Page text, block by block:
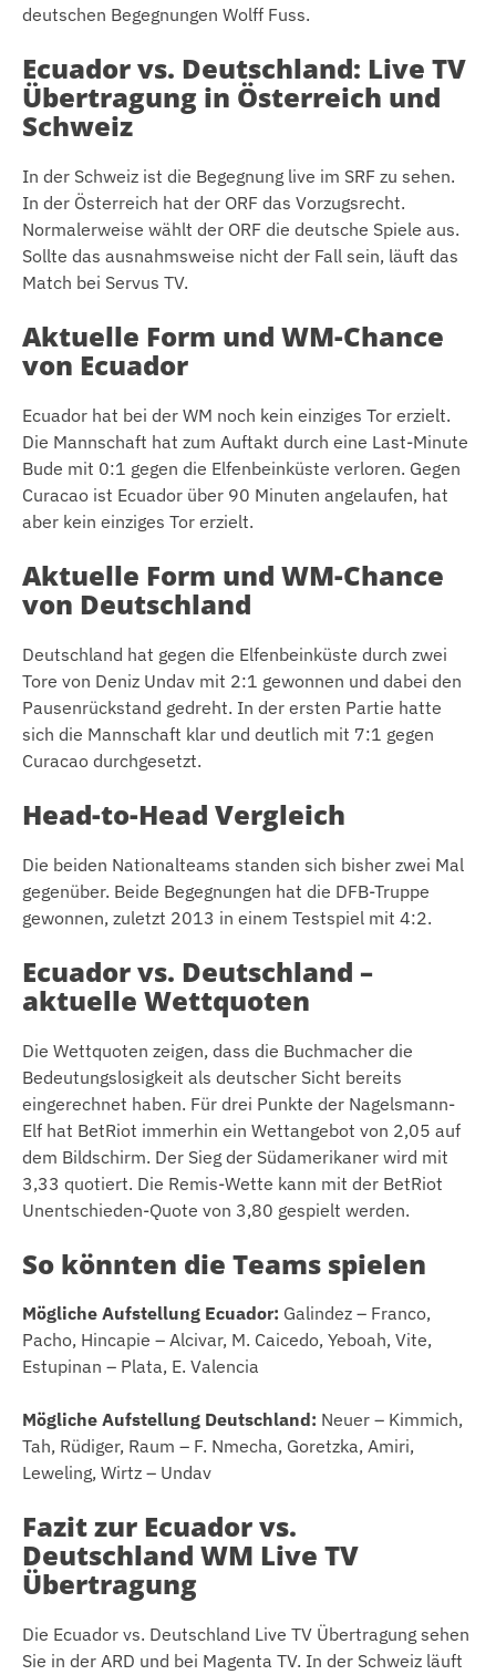
deutschen Begegnungen Wolff Fuss.
Ecuador vs. Deutschland: Live TV
Übertragung in Österreich und
Schweiz
In der Schweiz ist die Begegnung live im SRF zu sehen.
In der Österreich hat der ORF das Vorzugsrecht.
Normalerweise wählt der ORF die deutsche Spiele aus.
Sollte das ausnahmsweise nicht der Fall sein, läuft das
Match bei Servus TV.
Aktuelle Form und WM-Chance
von Ecuador
Ecuador hat bei der WM noch kein einziges Tor erzielt.
Die Mannschaft hat zum Auftakt durch eine Last-Minute
Bude mit 0:1 gegen die Elfenbeinküste verloren. Gegen
Curacao ist Ecuador über 90 Minuten angelaufen, hat
aber kein einziges Tor erzielt.
Aktuelle Form und WM-Chance
von Deutschland
Deutschland hat gegen die Elfenbeinküste durch zwei
Tore von Deniz Undav mit 2:1 gewonnen und dabei den
Pausenrückstand gedreht. In der ersten Partie hatte
sich die Mannschaft klar und deutlich mit 7:1 gegen
Curacao durchgesetzt.
Head-to-Head Vergleich
Die beiden Nationalteams standen sich bisher zwei Mal
gegenüber. Beide Begegnungen hat die DFB-Truppe
gewonnen, zuletzt 2013 in einem Testspiel mit 4:2.
Ecuador vs. Deutschland –
aktuelle Wettquoten
Die Wettquoten zeigen, dass die Buchmacher die
Bedeutungslosigkeit als deutscher Sicht bereits
eingerechnet haben. Für drei Punkte der Nagelsmann-
Elf hat BetRiot immerhin ein Wettangebot von 2,05 auf
dem Bildschirm. Der Sieg der Südamerikaner wird mit
3,33 quotiert. Die Remis-Wette kann mit der BetRiot
Unentschieden-Quote von 3,80 gespielt werden.
So könnten die Teams spielen
Mögliche Aufstellung Ecuador: Galindez – Franco,
Pacho, Hincapie – Alcivar, M. Caicedo, Yeboah, Vite,
Estupinan – Plata, E. Valencia
Mögliche Aufstellung Deutschland: Neuer – Kimmich,
Tah, Rüdiger, Raum – F. Nmecha, Goretzka, Amiri,
Leweling, Wirtz – Undav
Fazit zur Ecuador vs.
Deutschland WM Live TV
Übertragung
Die Ecuador vs. Deutschland Live TV Übertragung sehen
Sie in der ARD und bei Magenta TV. In der Schweiz läuft